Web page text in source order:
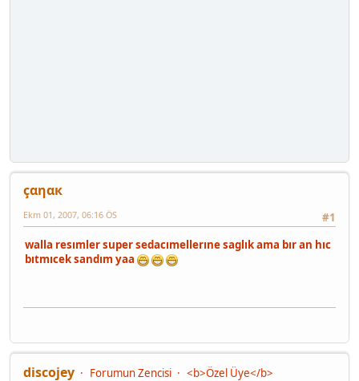
çαηαк
#1
Ekm 01, 2007, 06:16 ÖS
walla resımler super sedacımellerıne saglık ama bır an hıc
bıtmıcek sandım yaa
discojey Forumun Zencisi
<b>Özel Üye</b>